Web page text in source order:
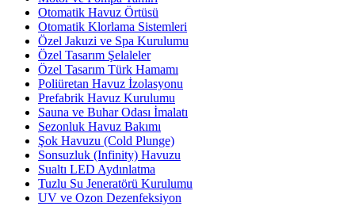
Otomatik Havuz Örtüsü
Otomatik Klorlama Sistemleri
Özel Jakuzi ve Spa Kurulumu
Özel Tasarım Şelaleler
Özel Tasarım Türk Hamamı
Poliüretan Havuz İzolasyonu
Prefabrik Havuz Kurulumu
Sauna ve Buhar Odası İmalatı
Sezonluk Havuz Bakımı
Şok Havuzu (Cold Plunge)
Sonsuzluk (Infinity) Havuzu
Sualtı LED Aydınlatma
Tuzlu Su Jeneratörü Kurulumu
UV ve Ozon Dezenfeksiyon